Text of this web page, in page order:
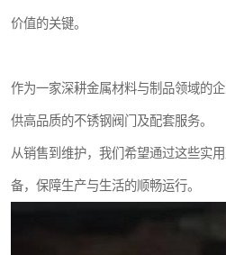
价值的关键。
作为一家深耕金属材料与制品领域的
供高品质的不锈钢阀门及配套服务。
从销售到维护，我们希望通过这些实
备，保障生产与生活的顺畅运行。